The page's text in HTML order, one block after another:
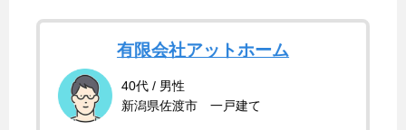
有限会社アットホーム
40代 / 男性
新潟県佐渡市 一戸建て